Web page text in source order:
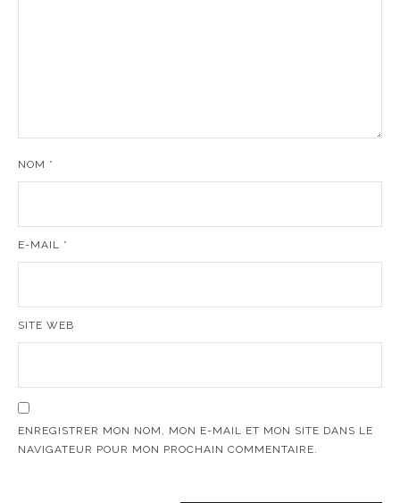
NOM *
E-MAIL *
SITE WEB
ENREGISTRER MON NOM, MON E-MAIL ET MON SITE DANS LE
NAVIGATEUR POUR MON PROCHAIN COMMENTAIRE.